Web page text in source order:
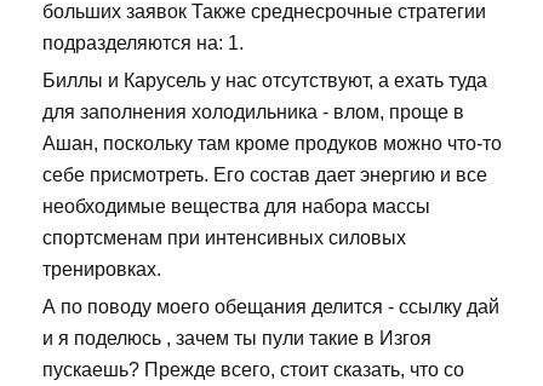
больших заявок Также среднесрочные стратегии
подразделяются на: 1.
Биллы и Карусель у нас отсутствуют, а ехать туда
для заполнения холодильника - влом, проще в
Ашан, поскольку там кроме продуков можно что-то
себе присмотреть. Его состав дает энергию и все
необходимые вещества для набора массы
спортсменам при интенсивных силовых
тренировках.
А по поводу моего обещания делится - ссылку дай
и я поделюсь , зачем ты пули такие в Изгоя
пускаешь? Прежде всего, стоит сказать, что со